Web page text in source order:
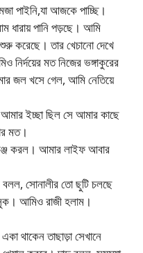
পাইনি,যা আজকে পাচ্ছি।
ধারায় পানি পড়ছে। আমি
করেছে। তার খেচানো দেখে
মত নিজের ভঙ্গাকুরের
জল খসে গেল, আমি নেতিয়ে
ইচ্ছা ছিল সে আমার কাছে
মত।
করল। আমার লাইফ আবার
সোনালীর তো ছুটি চলছে
আমিও রাজী হলাম।
থাকেন তাছাড়া সেখানে